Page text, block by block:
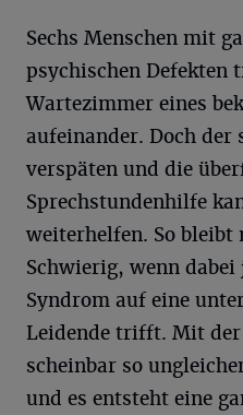
Sechs Menschen mit
psychischen
Wartezimmer eines
aufeinander. Doch der
verspäten und die
Sprechstundenhilfe
weiterhelfen. So bleibt
Schwierig, wenn
Syndrom auf eine
Leidende trifft. Mit
scheinbar so
und es entsteht eine